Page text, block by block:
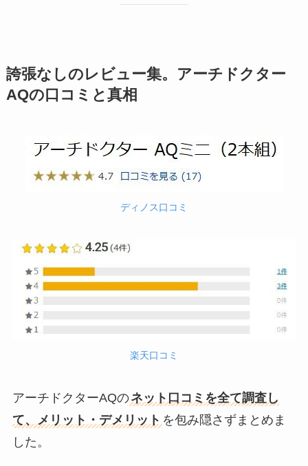
誇張なしのレビュー集。アーチドクター
AQの口コミと真相
ディノス口コミ
楽天口コミ
アーチドクターAQのネット口コミを全て調査し
て、メリット・デメリット を包み隠さずまとめま
した。